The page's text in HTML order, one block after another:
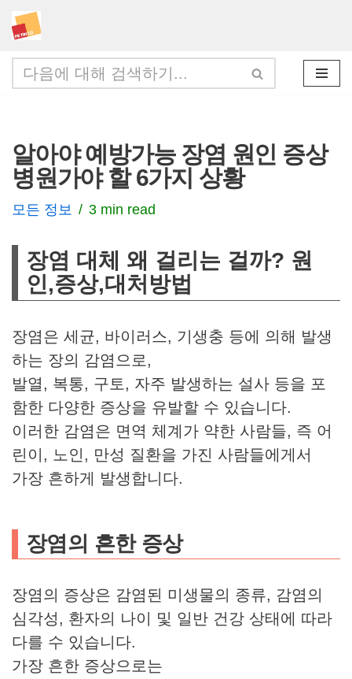
콘
텐
츠
너
뛰
기
알아야 예방가능 장염 원인 증상
병원가야 할 6가지 상황
모든 정보 3 min read
장염 대체 왜 걸리는 걸까? 원
인,증상,대처방법
장염은 세균, 바이러스, 기생충 등에 의해 발생
하는 장의 감염으로,
발열, 복통, 구토, 자주 발생하는 설사 등을 포
함한 다양한 증상을 유발할 수 있습니다.
이러한 감염은 면역 체계가 약한 사람들, 즉 어
린이, 노인, 만성 질환을 가진 사람들에게서
가장 흔하게 발생합니다.
장염의 흔한 증상
장염의 증상은 감염된 미생물의 종류, 감염의
심각성, 환자의 나이 및 일반 건강 상태에 따라
다를 수 있습니다.
가장 흔한 증상으로는